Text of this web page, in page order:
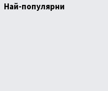
Най-популярни